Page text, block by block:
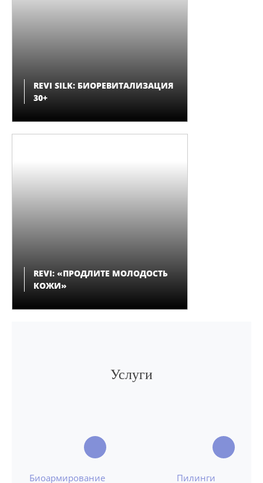
REVI SILK: БИОРЕВИТАЛИЗАЦИЯ
30+
REVI: «ПРОДЛИТЕ МОЛОДОСТЬ
КОЖИ»
Услуги
Биоармирование Пилинги